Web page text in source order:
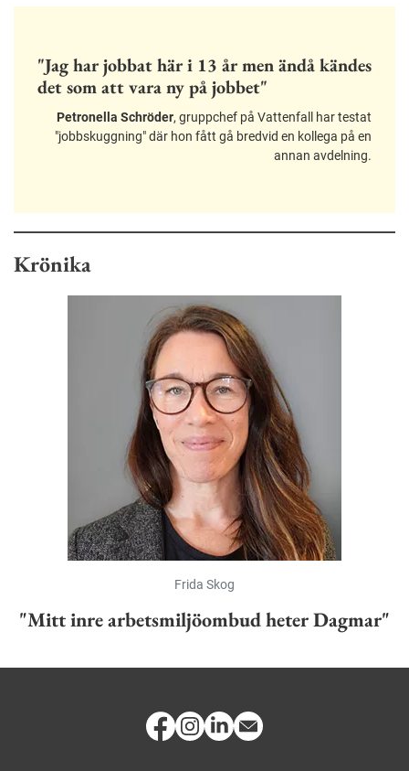
"Jag har jobbat här i 13 år men ändå kändes
det som att vara ny på jobbet"
Petronella Schröder, gruppchef på Vattenfall har testat
"jobbskuggning" där hon fått gå bredvid en kollega på en
annan avdelning.
Krönika
Frida Skog
"Mitt inre arbetsmiljöombud heter Dagmar"